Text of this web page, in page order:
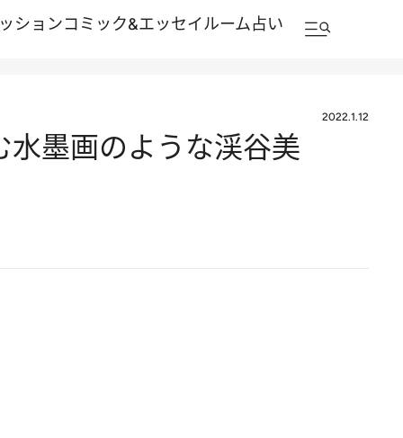
ションコミック&エッセイルーム占い
2022.1.12
水墨画のような渓谷美